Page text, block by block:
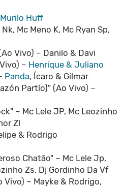
Murilo Huff
Mc Meno K, Mc Ryan Sp,
Vivo) – Danilo & Davi
– Henrique & Juliano
Panda, Ícaro & Gilmar
Partío)" (Ao Vivo) –
– Mc Lele JP, Mc Leozinho
Zl
& Rodrigo
Chatão" – Mc Lele Jp,
Zs, Dj Gordinho Da Vf
Vivo) – Mayke & Rodrigo,